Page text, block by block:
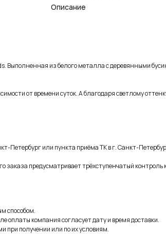
Описание
Выполненная из белого металла с деревянными
от времени суток. А благодаря светлому
Петербург или пункта приёма ТК в г. Санкт-
предусматривает трёхступенчатый
способом.
оплаты компания согласует дату и время доставки.
при получении или по их условиям.